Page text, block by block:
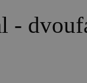
-